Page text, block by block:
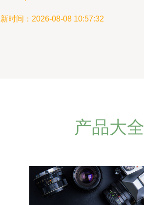
时间：2026-08-08 10:57:32
产品大全